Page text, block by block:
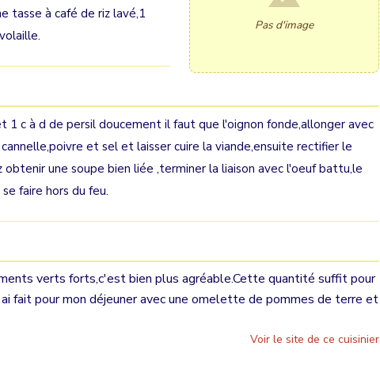
Pas d'image
tasse à café de riz lavé,1
1 c à d de persil doucement il faut que l'oignon fonde,allonger avec
et sel et laisser cuire la viande,ensuite rectifier le
une soupe bien liée ,terminer la liaison avec l'oeuf battu,le
faire hors du feu.
verts forts,c'est bien plus agréable.Cette quantité suffit pour
fait pour mon déjeuner avec une omelette de pommes de terre et
Voir le site de ce cuisinier